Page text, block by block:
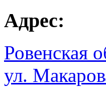
Адрес:
Ровенская
ул.